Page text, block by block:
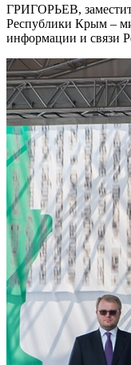
ГРИГОРЬЕВ,
Республики Крым –
информации и